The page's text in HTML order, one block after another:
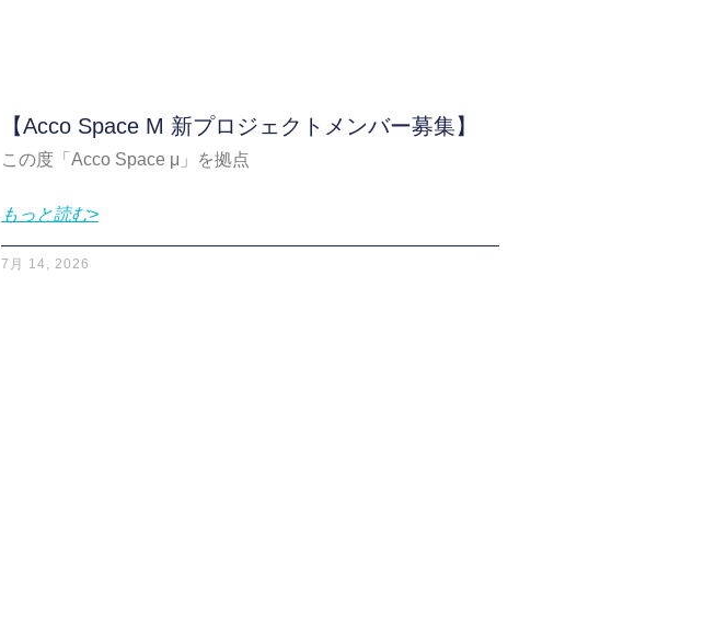
【Acco Space Μ 新プロジェクトメンバー募集】
この度「Acco Space μ」を拠点
もっと読む>
7月 14, 2026